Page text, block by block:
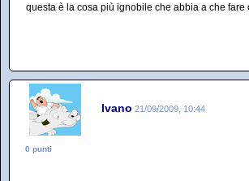
questa è la cosa più ignobile che abbia a che fare
Ivano 21/09/2009, 10:44
0 punti